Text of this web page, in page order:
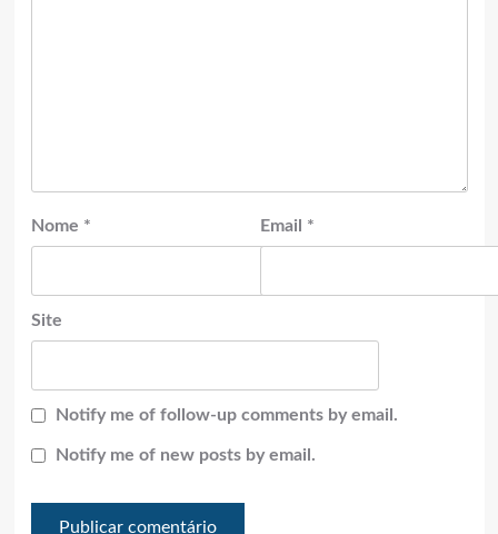
Nome * Email *
Site
Notify me of follow-up comments by email.
Notify me of new posts by email.